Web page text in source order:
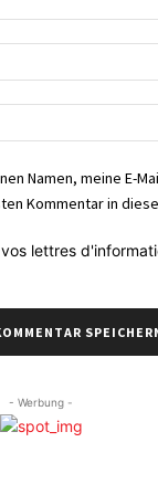
Namen, meine E-
Kommentar in
lettres
- Werbung -